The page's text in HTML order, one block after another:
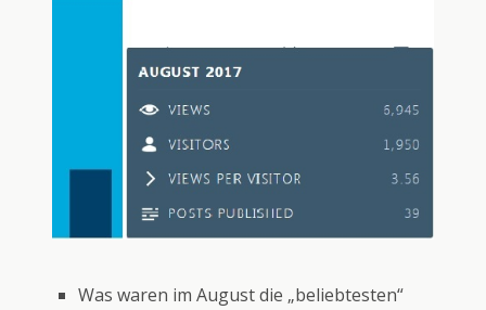
Was waren im August die „beliebtesten“